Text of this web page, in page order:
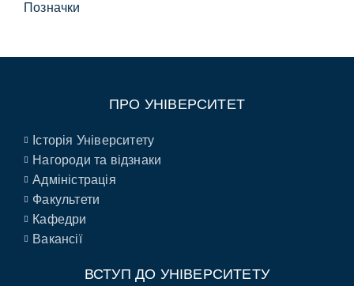
Позначки
ПРО УНІВЕРСИТЕТ
Історія Університету
Нагороди та відзнаки
Адміністрація
Факультети
Кафедри
Вакансії
ВСТУП ДО УНІВЕРСИТЕТУ